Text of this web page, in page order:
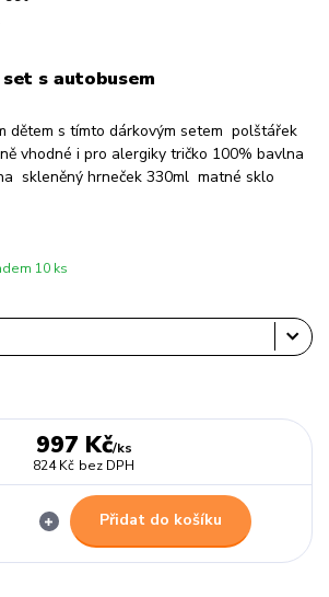
s autobusem
dětem s tímto dárkovým setem polštářek
vhodné i pro alergiky tričko 100% bavlna
skleněný hrneček 330ml matné sklo
10 ks
997 Kč/ks
824 Kč bez DPH
Přidat do košíku